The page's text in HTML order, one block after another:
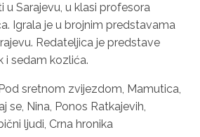
u Sarajevu, u klasi profesora
Igrala je u brojnim predstavama
Redateljica je predstave
i sedam kozlića.
Pod sretnom zvijezdom, Mamutica,
se, Nina, Ponos Ratkajevih,
ljudi, Crna hronika